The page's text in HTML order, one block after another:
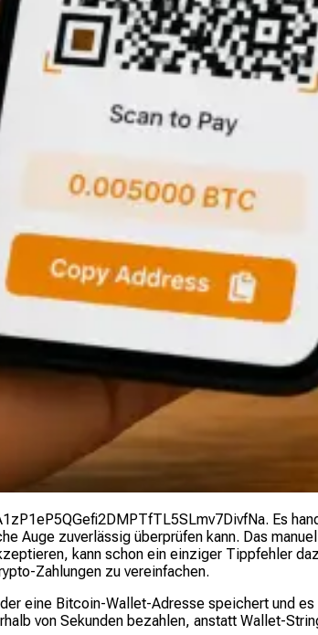
Es
Auge zuverlässig überprüfen kann. Das
kann schon ein einziger Tippfehler
Zahlungen zu vereinfachen.
der eine Bitcoin-Wallet-Adresse speichert und
von Sekunden bezahlen, anstatt Wallet-